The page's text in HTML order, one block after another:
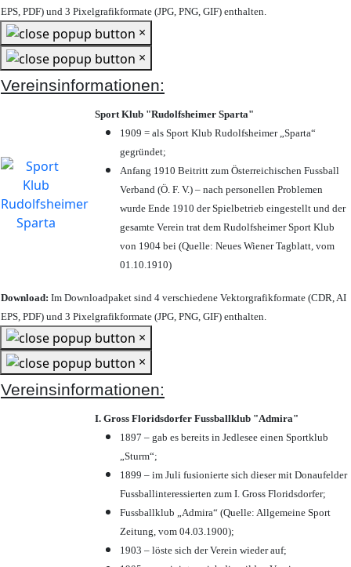
EPS, PDF) und 3 Pixelgrafikformate (JPG, PNG, GIF) enthalten.
×
×
Vereinsinformationen:
Sport Klub "Rudolfsheimer Sparta"
1909 = als Sport Klub Rudolfsheimer „Sparta“
gegründet;
Anfang 1910 Beitritt zum Österreichischen Fussball
Verband (Ö. F. V.) – nach personellen Problemen
wurde Ende 1910 der Spielbetrieb eingestellt und der
gesamte Verein trat dem Rudolfsheimer Sport Klub
von 1904 bei (Quelle: Neues Wiener Tagblatt, vom
01.10.1910)
Download: Im Downloadpaket sind 4 verschiedene Vektorgrafikformate (CDR, AI
EPS, PDF) und 3 Pixelgrafikformate (JPG, PNG, GIF) enthalten.
×
×
Vereinsinformationen:
I. Gross Floridsdorfer Fussballklub "Admira"
1897 – gab es bereits in Jedlesee einen Sportklub
„Sturm“;
1899 – im Juli fusionierte sich dieser mit Donaufelder
Fussballinteressierten zum I. Gross Floridsdorfer;
Fussballklub „Admira“ (Quelle: Allgemeine Sport
Zeitung, vom 04.03.1900);
1903 – löste sich der Verein wieder auf;